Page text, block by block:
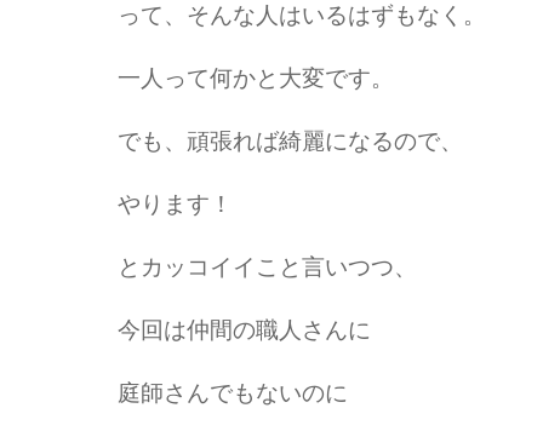
って、そんな人はいるはずもなく。
一人って何かと大変です。
でも、頑張れば綺麗になるので、
やります！
とカッコイイこと言いつつ、
今回は仲間の職人さんに
庭師さんでもないのに